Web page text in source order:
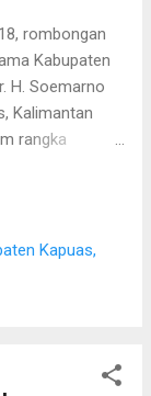
rombongan
Kabupaten
H. Soemarno
Kalimantan
rangka
syarat-
sakit juga
tersebut
dr. H.
Kapuas,